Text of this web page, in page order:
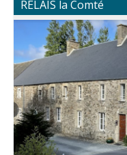
RELAIS la Comté